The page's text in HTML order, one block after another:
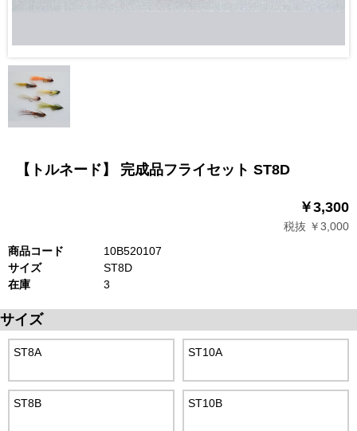
【トルネード】 完成品フライセット ST8D
￥3,300
税抜 ￥3,000
商品コード
10B520107
サイズ
ST8D
在庫
3
サイズ
ST8A ST10A
ST8B ST10B